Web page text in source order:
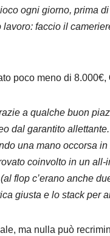
ogni giorno, prima
faccio il
poco meno di 8.000€,
a qualche buon
dal garantito
una mano occorsa
coinvolto in un
flop c’erano anche
giusta e lo stack per
ma nulla può